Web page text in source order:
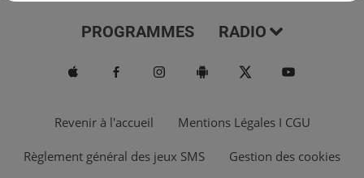
PROGRAMMES RADIO
Revenir à l'accueil Mentions Légales I CGU
Règlement général des jeux SMS Gestion des cookies